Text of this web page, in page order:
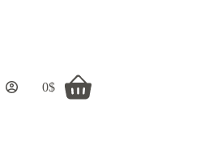
Shopping
0$